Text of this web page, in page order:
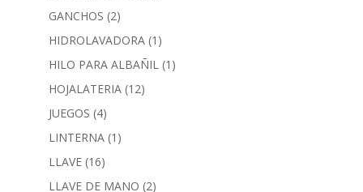
GANCHOS (2)
HIDROLAVADORA (1)
HILO PARA ALBAÑIL (1)
HOJALATERIA (12)
JUEGOS (4)
LINTERNA (1)
LLAVE (16)
LLAVE DE MANO (2)